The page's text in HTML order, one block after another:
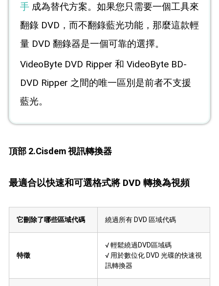
手成為替代方案。如果您只需要一個工具來
翻錄 DVD，而不翻錄藍光功能，那麼這款輕
量 DVD 翻錄器是一個可靠的選擇。
VideoByte DVD Ripper 和 VideoByte BD-
DVD Ripper 之間的唯一區別是前者不支援
藍光。
頂部 2.Cisdem 視訊轉換器
最適合以快速和可選格式將 DVD 轉換為視頻
它刪除了哪些區域代碼 繞過所有 DVD 區域代碼
特徵
√ 輕鬆繞過DVD區域碼
√ 用於數位化 DVD 光碟的快速視
訊轉換器